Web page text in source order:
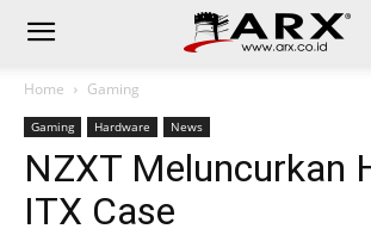
Home Gaming
Gaming Hardware News
NZXT Meluncurkan
ITX Case